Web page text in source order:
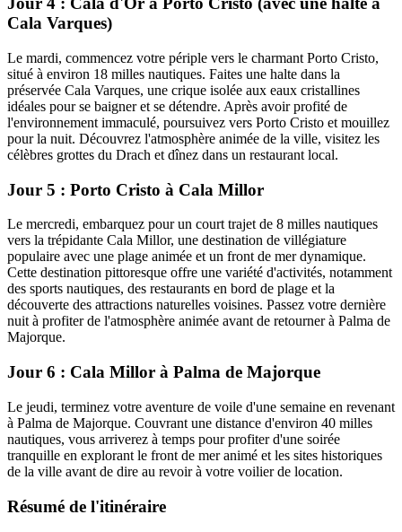
Cala Varques)
Le mardi, commencez votre périple vers le charmant Porto Cristo,
situé à environ 18 milles nautiques. Faites une halte dans la
préservée Cala Varques, une crique isolée aux eaux cristallines
idéales pour se baigner et se détendre. Après avoir profité de
l'environnement immaculé, poursuivez vers Porto Cristo et mouillez
pour la nuit. Découvrez l'atmosphère animée de la ville, visitez les
célèbres grottes du Drach et dînez dans un restaurant local.
Jour 5 : Porto Cristo à Cala Millor
Le mercredi, embarquez pour un court trajet de 8 milles nautiques
vers la trépidante Cala Millor, une destination de villégiature
populaire avec une plage animée et un front de mer dynamique.
Cette destination pittoresque offre une variété d'activités, notamment
des sports nautiques, des restaurants en bord de plage et la
découverte des attractions naturelles voisines. Passez votre dernière
nuit à profiter de l'atmosphère animée avant de retourner à Palma de
Majorque.
Jour 6 : Cala Millor à Palma de Majorque
Le jeudi, terminez votre aventure de voile d'une semaine en revenant
à Palma de Majorque. Couvrant une distance d'environ 40 milles
nautiques, vous arriverez à temps pour profiter d'une soirée
tranquille en explorant le front de mer animé et les sites historiques
de la ville avant de dire au revoir à votre voilier de location.
Résumé de l'itinéraire